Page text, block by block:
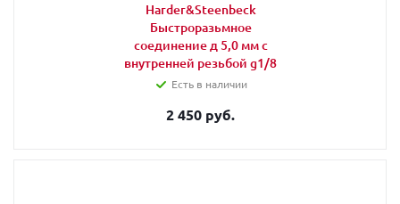
Harder&Steenbeck
Быстроразьмное
соединение д 5,0 мм с
внутренней резьбой g1/8
Есть в наличии
2 450 руб.